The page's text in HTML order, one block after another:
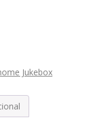
Jukebox